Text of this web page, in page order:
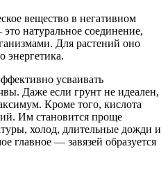
вещество в негативном
натуральное соединение,
Для растений оно
энергетика.
усваивать
Даже если грунт не идеален,
Кроме того, кислота
Им становится проще
холод, длительные дожди и
главное — завязей образуется